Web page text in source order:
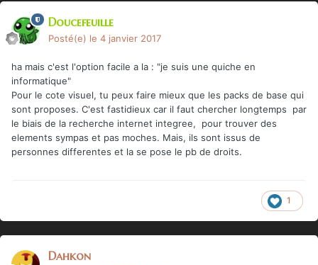
Doucefeuille
Posté(e) le 4 janvier 2017
ha mais c'est l'option facile a la : "je suis une quiche en
informatique"
Pour le cote visuel, tu peux faire mieux que les packs de base qui
sont proposes. C'est fastidieux car il faut chercher longtemps par
le biais de la recherche internet integree, pour trouver des
elements sympas et pas moches. Mais, ils sont issus de
personnes differentes et la se pose le pb de droits.
1
Dahkon